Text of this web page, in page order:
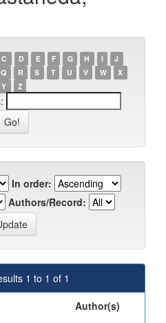
C D E F G H I
J
Q R S T U V W
X
Y
Z
In order:
Authors/Record:
1 to 1 of 1
Author(s)